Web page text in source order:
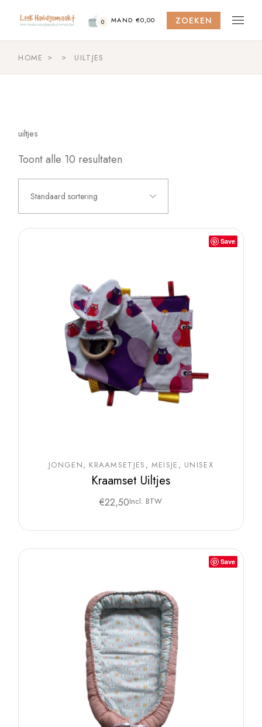
content
0 MAND €0,00 ZOEKEN
HOME UILTJES
uiltjes
Toont alle 10 resultaten
Standaard sortering
Save
JONGEN KRAAMSETJES MEISJE UNISEX
Kraamset Uiltjes
€22,50Incl. BTW
Save